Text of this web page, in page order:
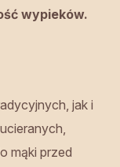
wypieków.
jak i
mąki przed